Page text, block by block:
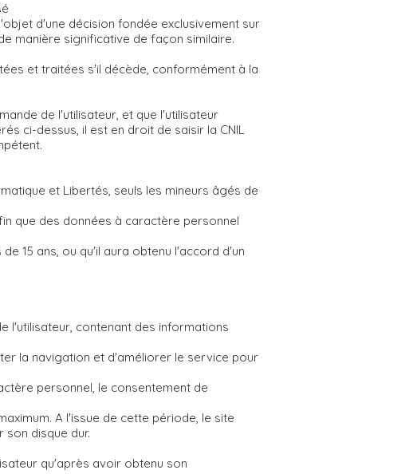
d'une décision fondée exclusivement sur
manière significative de façon similaire.
et traitées s'il décède, conformément à la
de l'utilisateur, et que l'utilisateur
ci-dessus, il est en droit de saisir la CNIL
et Libertés, seuls les mineurs âgés de
que des données à caractère personnel
15 ans, ou qu'il aura obtenu l'accord d'un
l'utilisateur, contenant des informations
la navigation et d'améliorer le service pour
personnel, le consentement de
A l'issue de cette période, le site
disque dur.
qu'après avoir obtenu son